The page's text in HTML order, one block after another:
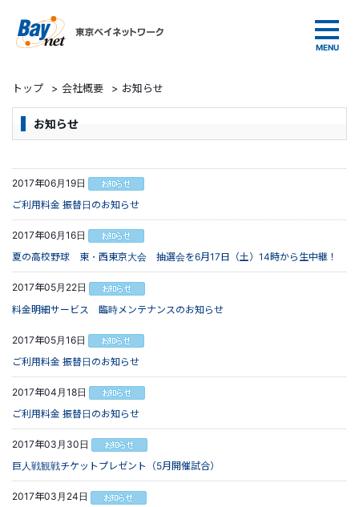
トップ > 会社概要 > お知らせ
お知らせ
2017年06月19日
ご利用料金 振替日のお知らせ
2017年06月16日
夏の高校野球 東・西東京大会 抽選会を6月17日（土）14時から生中継！
2017年05月22日
料金明細サービス 臨時メンテナンスのお知らせ
2017年05月16日
ご利用料金 振替日のお知らせ
2017年04月18日
ご利用料金 振替日のお知らせ
2017年03月30日
巨人戦観戦チケットプレゼント（5月開催試合）
2017年03月24日